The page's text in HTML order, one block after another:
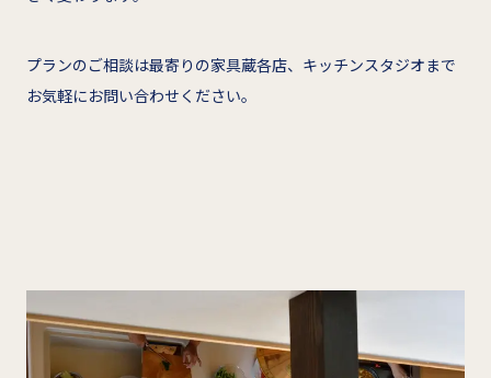
プランのご相談は最寄りの家具蔵各店、キッチンスタジオまで
お気軽にお問い合わせください。